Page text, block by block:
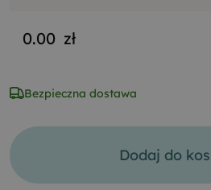
0.00 zł
Bezpieczna dostawa
Dodaj do